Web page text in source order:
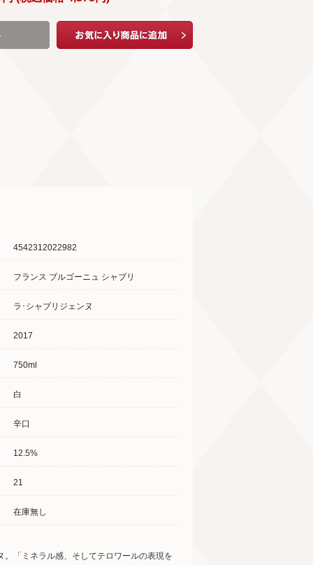
4542312022982
フランス ブルゴーニュ シャブリ
ラ･シャブリジェンヌ
2017
750ml
白
辛口
12.5%
21
在庫無し
「ミネラル感、そしてテロワールの表現を